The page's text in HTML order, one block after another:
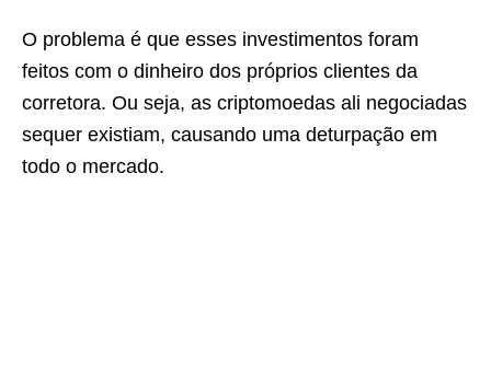
O problema é que esses investimentos foram
feitos com o dinheiro dos próprios clientes da
corretora. Ou seja, as criptomoedas ali negociadas
sequer existiam, causando uma deturpação em
todo o mercado.